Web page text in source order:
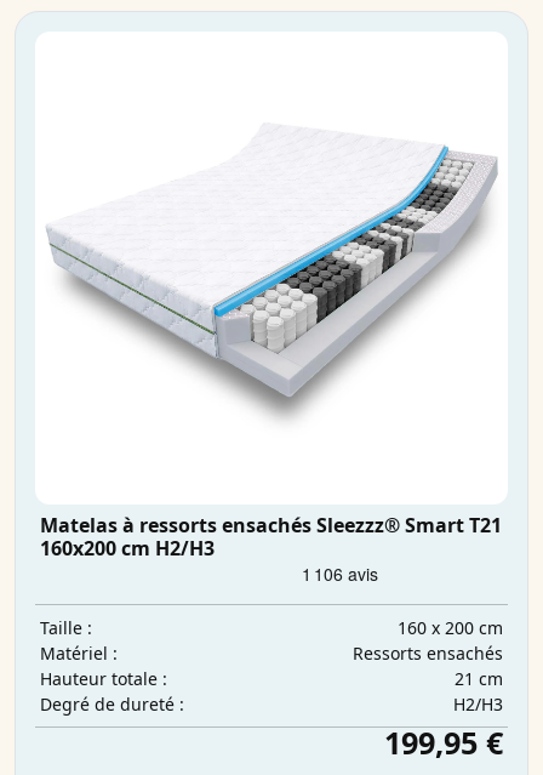
Matelas à ressorts ensachés Sleezzz® Smart T21
160x200 cm H2/H3
Taille :
160 x 200 cm
Matériel :
Ressorts ensachés
Hauteur totale :
21 cm
Degré de dureté :
H2/H3
199,95 €